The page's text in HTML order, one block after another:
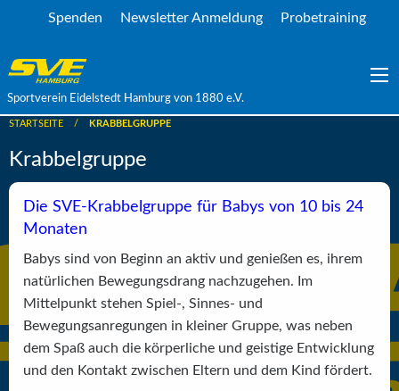
Spenden Newsletter Anmeldung Probetraining
Sportverein Eidelstedt Hamburg von 1880 e.V.
STARTSEITE KRABBELGRUPPE
Krabbelgruppe
Die SVE-Krabbelgruppe für Babys von 10 bis 24
Monaten
Babys sind von Beginn an aktiv und genießen es, ihrem
natürlichen Bewegungsdrang nachzugehen. Im
Mittelpunkt stehen Spiel-, Sinnes- und
Bewegungsanregungen in kleiner Gruppe, was neben
dem Spaß auch die körperliche und geistige Entwicklung
und den Kontakt zwischen Eltern und dem Kind fördert.